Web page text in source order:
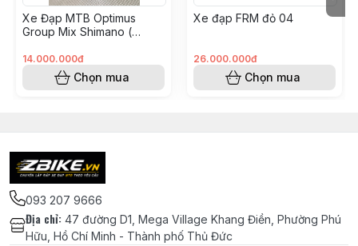
Xe Đạp MTB Optimus
Group Mix Shimano (
14.000.000đ
Chọn mua
Xe đạp FRM đỏ 04
26.000.000đ
Chọn mua
093 207 9666
Địa chỉ: 47 đường D1, Mega Village Khang Điền, Phường Phú
Hữu, Hồ Chí Minh - Thành phố Thủ Đức